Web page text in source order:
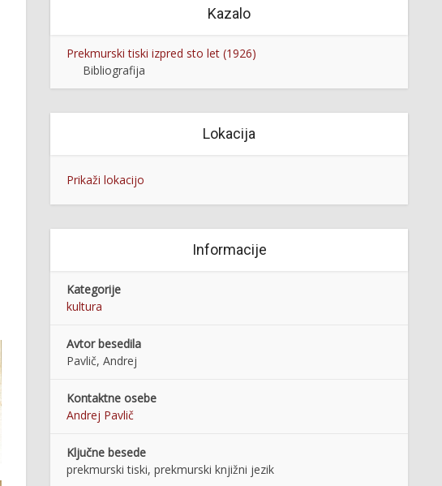
Kazalo
Prekmurski tiski izpred sto let (1926)
Bibliografija
Lokacija
Prikaži lokacijo
Informacije
Kategorije
kultura
Avtor besedila
Pavlič, Andrej
Kontaktne osebe
Andrej Pavlič
Ključne besede
prekmurski tiski, prekmurski knjižni jezik